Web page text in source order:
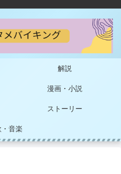
解説
漫画・小説
ストーリー
・音楽